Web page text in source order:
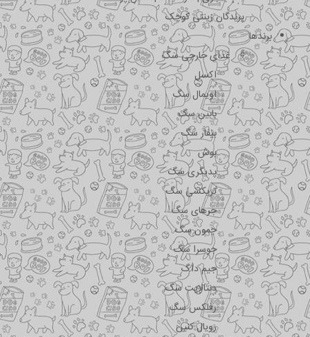
پرندگان زینتی کوچک
برندها
غذای خارجی سگ
اکسل
اویمال سگ
بابین سگ
بیفار سگ
بوش
پدیگری سگ
تریکسی سگ
جرهای سگ
جمون سگ
جوسرا سگ
جیم داگ
دنتالایت سگ
رفلکس سگ
رویال کنین